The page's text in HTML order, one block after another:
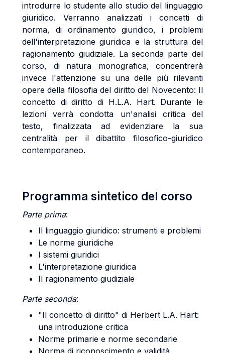
introdurre lo studente allo studio del linguaggio
giuridico. Verranno analizzati i concetti di
norma, di ordinamento giuridico, i problemi
dell'interpretazione giuridica e la struttura del
ragionamento giudiziale. La seconda parte del
corso, di natura monografica, concentrerà
invece l'attenzione su una delle più rilevanti
opere della filosofia del diritto del Novecento: Il
concetto di diritto di H.L.A. Hart. Durante le
lezioni verrà condotta un'analisi critica del
testo, finalizzata ad evidenziare la sua
centralità per il dibattito filosofico-giuridico
contemporaneo.
Programma sintetico del corso
Parte prima:
Il linguaggio giuridico: strumenti e problemi
Le norme giuridiche
I sistemi giuridici
L'interpretazione giuridica
Il ragionamento giudiziale
Parte seconda:
"Il concetto di diritto" di Herbert L.A. Hart:
una introduzione critica
Norme primarie e norme secondarie
Norma di riconoscimento e validità